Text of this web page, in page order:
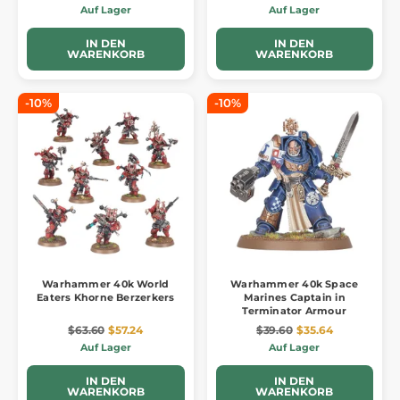
Auf Lager
IN DEN
WARENKORB
Auf Lager
IN DEN
WARENKORB
-10%
Warhammer 40k World
Eaters Khorne Berzerkers
$63.60 $57.24
Auf Lager
IN DEN
WARENKORB
-10%
Warhammer 40k Space
Marines Captain in
Terminator Armour
$39.60 $35.64
Auf Lager
IN DEN
WARENKORB